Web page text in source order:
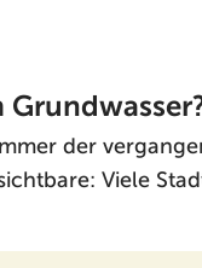
der
Viele